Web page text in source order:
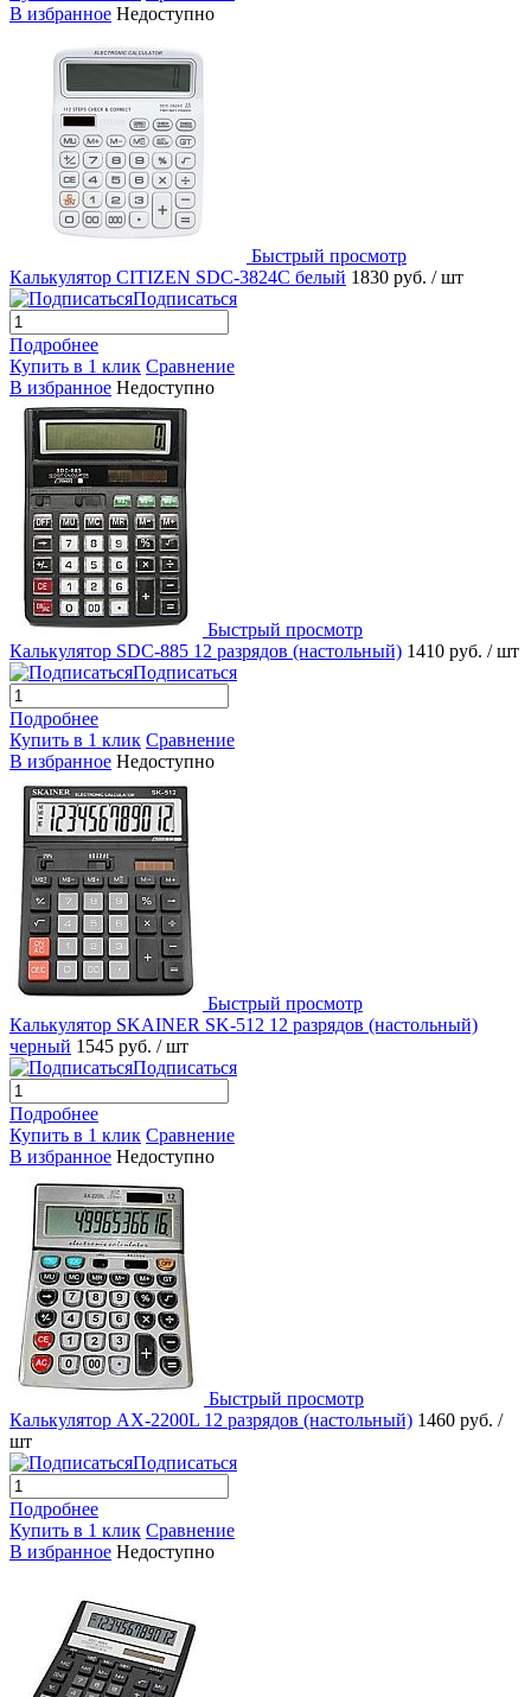
В избранное Недоступно
Быстрый просмотр
Калькулятор CITIZEN SDC-3824C белый 1830 руб. / шт
Подписаться
Подробнее
Купить в 1 клик Сравнение
В избранное Недоступно
Быстрый просмотр
Калькулятор SDC-885 12 разрядов (настольный) 1410 руб. / шт
Подписаться
Подробнее
Купить в 1 клик Сравнение
В избранное Недоступно
Быстрый просмотр
Калькулятор SKAINER SK-512 12 разрядов (настольный)
черный 1545 руб. / шт
Подписаться
Подробнее
Купить в 1 клик Сравнение
В избранное Недоступно
Быстрый просмотр
Калькулятор AX-2200L 12 разрядов (настольный) 1460 руб. /
шт
Подписаться
Подробнее
Купить в 1 клик Сравнение
В избранное Недоступно